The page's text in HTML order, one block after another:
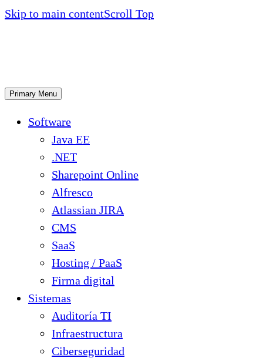
Skip to main contentScroll Top
Primary Menu
Software
Java EE
.NET
Sharepoint Online
Alfresco
Atlassian JIRA
CMS
SaaS
Hosting / PaaS
Firma digital
Sistemas
Auditoría TI
Infraestructura
Ciberseguridad